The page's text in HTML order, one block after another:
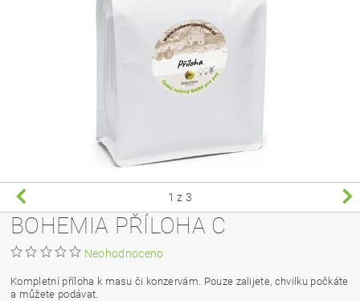
1 z 3
BOHEMIA PŘÍLOHA C
Neohodnoceno
Kompletní příloha k masu či konzervám. Pouze zalijete, chvilku počkáte
a můžete podávat.